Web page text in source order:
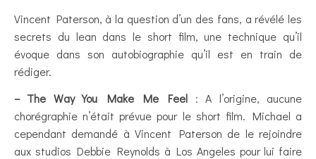
Vincent Paterson, à la question d’un des fans, a révélé les
secrets du lean dans le short film, une technique qu’il
évoque dans son autobiographie qu’il est en train de
rédiger.
– The Way You Make Me Feel : A l’origine, aucune
chorégraphie n’était prévue pour le short film. Michael a
cependant demandé à Vincent Paterson de le rejoindre
aux studios Debbie Reynolds à Los Angeles pour lui faire